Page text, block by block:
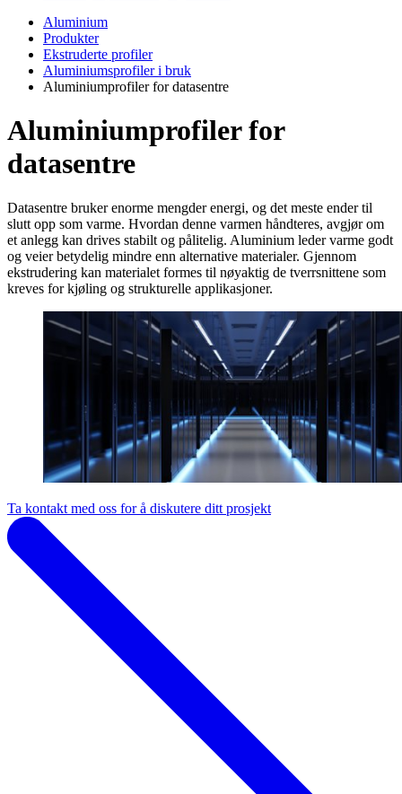
Aluminium
Produkter
Ekstruderte profiler
Aluminiumsprofiler i bruk
Aluminiumprofiler for datasentre
Aluminiumprofiler for
datasentre
Datasentre bruker enorme mengder energi, og det meste ender til
slutt opp som varme. Hvordan denne varmen håndteres, avgjør om
et anlegg kan drives stabilt og pålitelig. Aluminium leder varme godt
og veier betydelig mindre enn alternative materialer. Gjennom
ekstrudering kan materialet formes til nøyaktig de tverrsnittene som
kreves for kjøling og strukturelle applikasjoner.
Ta kontakt med oss for å diskutere ditt prosjekt